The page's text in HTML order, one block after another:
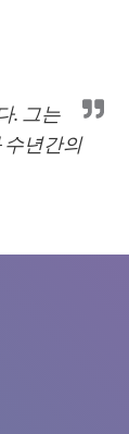
. 그는
수년간의